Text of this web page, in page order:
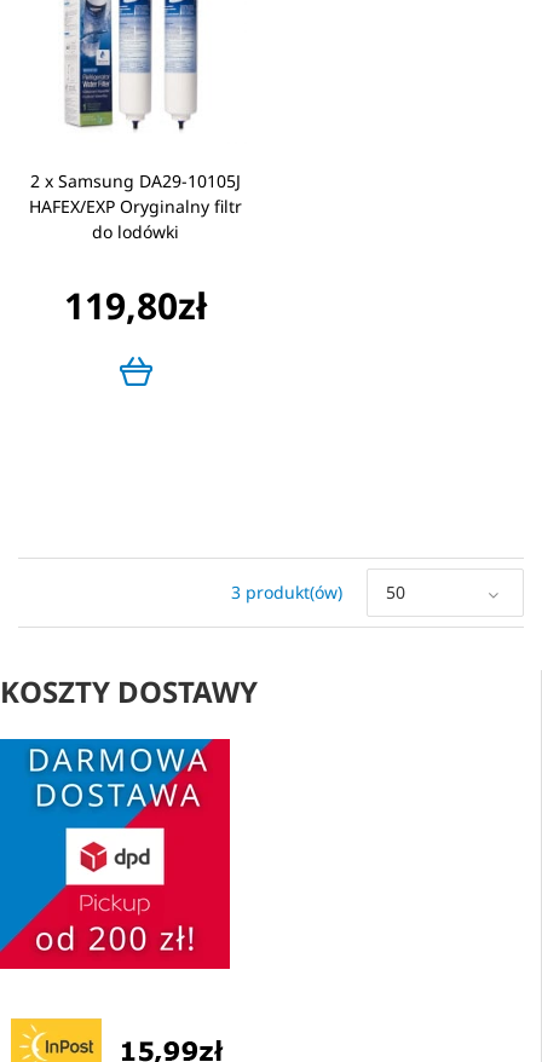
2 x Samsung DA29-10105J
HAFEX/EXP Oryginalny filtr
do lodówki
119,80zł
3 produkt(ów) 50
KOSZTY DOSTAWY